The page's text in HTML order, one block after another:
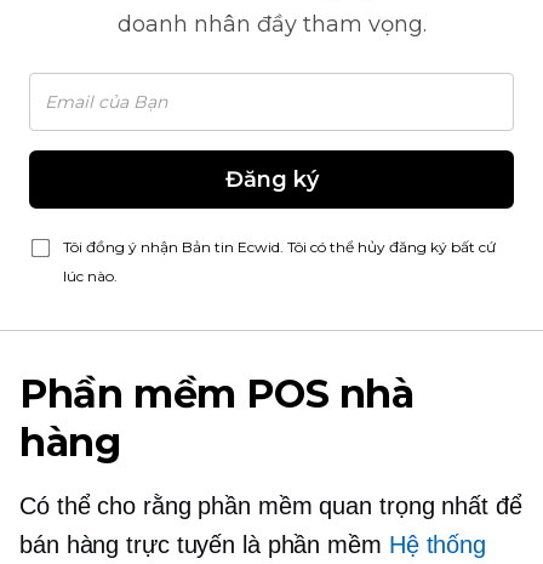
doanh nhân đầy tham vọng.
Đăng ký
Tôi đồng ý nhận Bản tin Ecwid. Tôi có thể hủy đăng ký bất cứ
lúc nào.
Phần mềm POS nhà
hàng
Có thể cho rằng phần mềm quan trọng nhất để
bán hàng trực tuyến là phần mềm Hệ thống